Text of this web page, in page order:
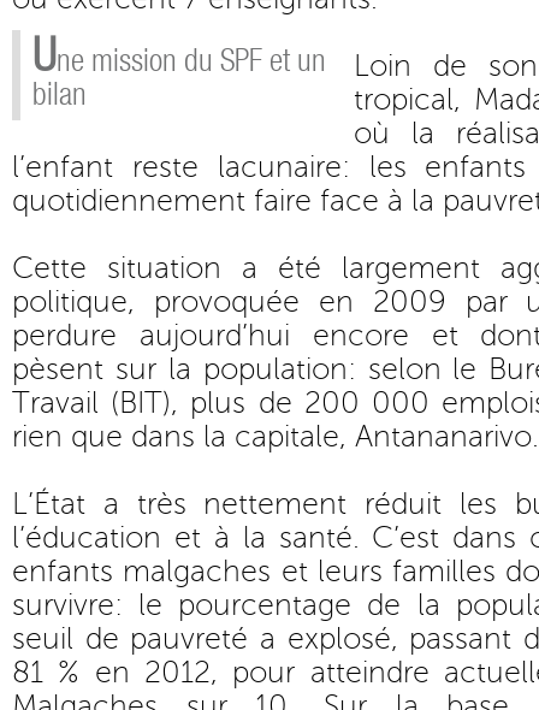
Une mission du SPF et un
bilan
Loin de
tropical,
où la
l’enfant reste lacunaire: les
quotidiennement faire face à la
Cette situation a été largement
politique, provoquée en 2009 par
perdure aujourd’hui encore et
pèsent sur la population: selon le
Travail (BIT), plus de 200 000
rien que dans la capitale, Antananarivo.
L’État a très nettement réduit les
l’éducation et à la santé. C’est
enfants malgaches et leurs familles
survivre: le pourcentage de la
seuil de pauvreté a explosé, passant
81 % en 2012, pour atteindre